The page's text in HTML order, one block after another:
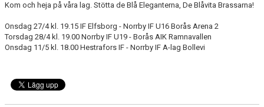
VÅRA LAG
Kom och heja på våra lag. Stötta de Blå Eleganterna, De Blåvita Brassarna!
Onsdag 27/4 kl. 19.15 IF Elfsborg - Norrby IF U16 Borås Arena 2
Torsdag 28/4 kl. 19.00 Norrby IF U19 - Borås AIK Ramnavallen
Onsdag 11/5 kl. 18.00 Hestrafors IF - Norrby IF A-lag Bollevi